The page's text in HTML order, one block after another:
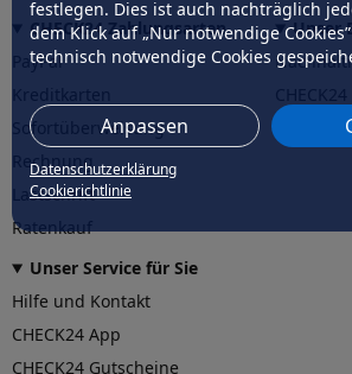
festlegen. Dies ist auch nachträglich
dem Klick auf „Nur notwendige
technisch notwendige Cookies
Anpassen
Datenschutzerklärung
Cookierichtlinie
CHECK24 Zahlungsarten
PayPal
Sofortüberweisung
Rechnung
Lastschrift
Ratenkauf
Unser
CHECK24
Unser Service für Sie
Hilfe und Kontakt
CHECK24 App
CHECK24 Gutscheine